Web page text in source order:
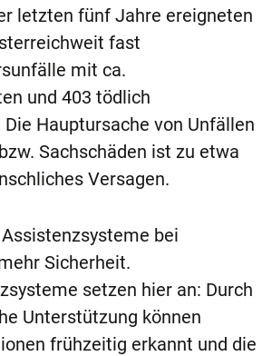
letzten fünf Jahre ereigneten
fast
mit ca.
und 403 tödlich
Hauptursache von Unfällen
Sachschäden ist zu etwa
Versagen.
bei
Sicherheit.
setzen hier an: Durch
Unterstützung können
frühzeitig erkannt und die